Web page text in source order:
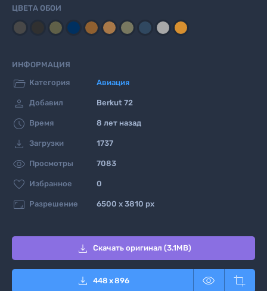
ЦВЕТА ОБОИ
ИНФОРМАЦИЯ
 Категория Авиация
 Добавил Berkut 72
 Время 8 лет назад
 Загрузки 1737
 Просмотры 7083
 Избранное 0
 Разрешение 6500 x 3810 px
 Скачать оригинал (3.1MB)
 448 x896  